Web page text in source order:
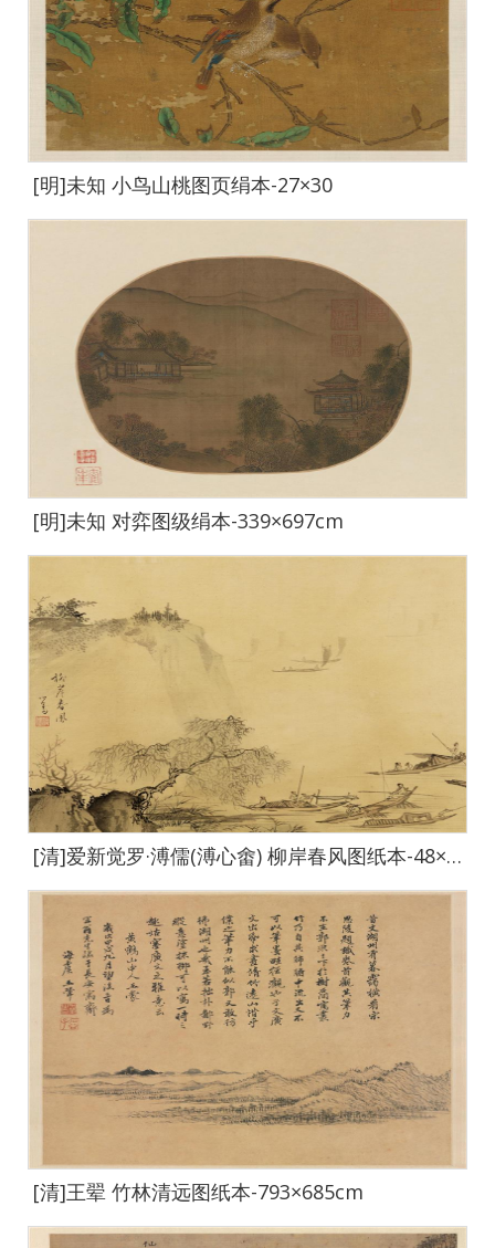
[明]未知 小鸟山桃图页绢本-27×30
[明]未知 对弈图级绢本-339×697cm
[清]爱新觉罗·溥儒(溥心畬) 柳岸春风图纸本-48×42
[清]王翚 竹林清远图纸本-793×685cm